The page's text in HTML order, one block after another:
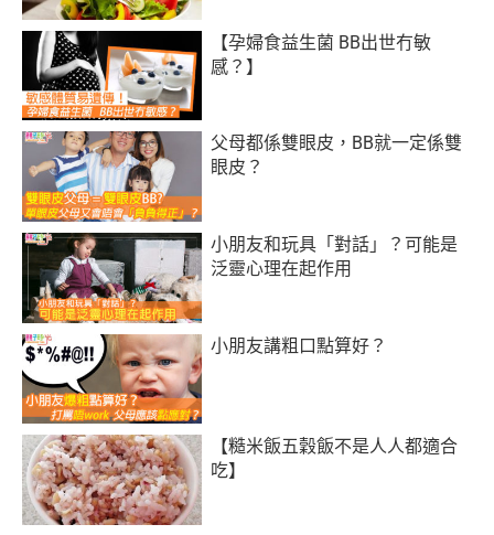
【孕婦食益生菌 BB出世冇敏
感？】
父母都係雙眼皮，BB就一定係雙
眼皮？
小朋友和玩具「對話」？可能是
泛靈心理在起作用
小朋友講粗口點算好？
【糙米飯五穀飯不是人人都適合
吃】